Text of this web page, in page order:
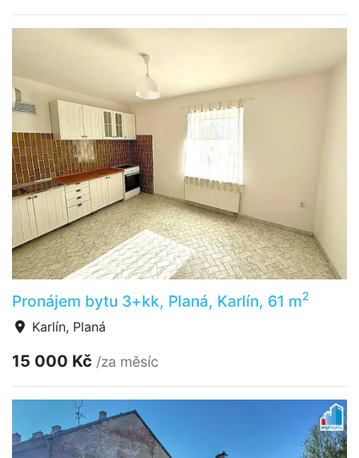
Pronájem bytu 3+kk, Planá, Karlín, 61 m2
Karlín, Planá
15 000 Kč /za měsíc